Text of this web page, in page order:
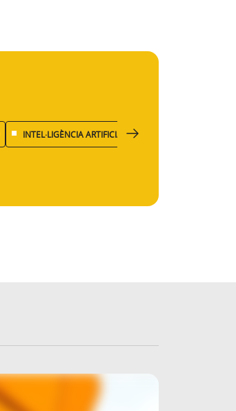
INTEL·LIGÈNCIA ARTIFICIAL